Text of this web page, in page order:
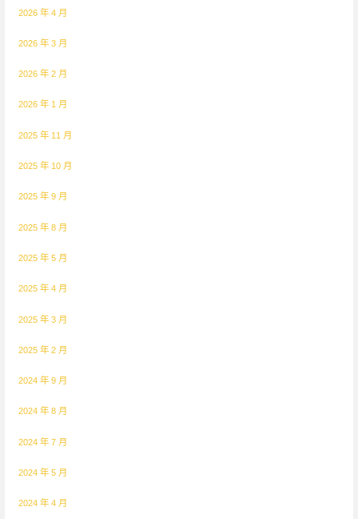
2026 年 4 月
2026 年 3 月
2026 年 2 月
2026 年 1 月
2025 年 11 月
2025 年 10 月
2025 年 9 月
2025 年 8 月
2025 年 5 月
2025 年 4 月
2025 年 3 月
2025 年 2 月
2024 年 9 月
2024 年 8 月
2024 年 7 月
2024 年 5 月
2024 年 4 月